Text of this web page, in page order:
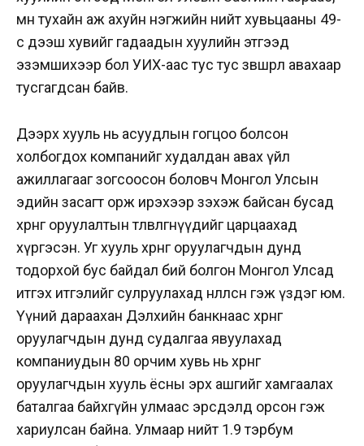
мөн тухайн аж ахуйн нэгжийн нийт хувьцааны 49-
өөс дээш хувийг гадаадын хуулийн этгээд
эзэмшихээр бол УИХ-аас тус тус зөвшөөрөл авахаар
тусгагдсан байв.
Дээрх хууль нь асуудлын гогцоо болсон
холбогдох компанийг худалдан авах үйл
ажиллагааг зогсоосон боловч Монгол Улсын
эдийн засагт орж ирэхээр зэхэж байсан бусад
хөрөнгө оруулалтын төлөвлөгөөнүүдийг царцаахад
хүргэсэн. Уг хууль хөрөнгө оруулагчдын дунд
тодорхой бус байдал бий болгон Монгол Улсад
итгэх итгэлийг сулруулахад нөлөөлсөн гэж үздэг юм.
Үүний дараахан Дэлхийн банкнаас хөрөнгө
оруулагчдын дунд судалгаа явуулахад
компаниудын 80 орчим хувь нь хөрөнгө
оруулагчдын хууль ёсны эрх ашгийг хамгаалах
баталгаа байхгүйн улмаас эрсдэлд орсон гэж
хариулсан байна. Улмаар нийт 1.9 тэрбум